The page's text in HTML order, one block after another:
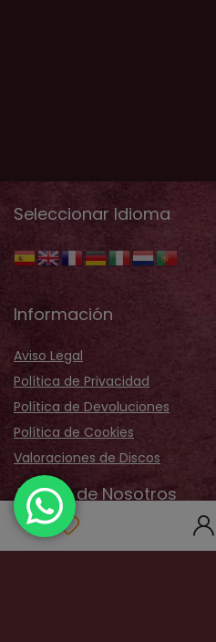
Seleccionar Idioma
Información
Aviso Legal
Política de Privacidad
Política de Devoluciones
Política de Cookies
Valoraciones de Discos
Acerca de Nosotros
Sobre Nosotros